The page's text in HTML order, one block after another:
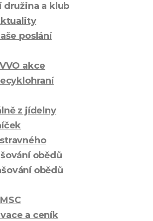
družina a klub
poslání
akce
z jídelny
obědů
obědů
a ceník